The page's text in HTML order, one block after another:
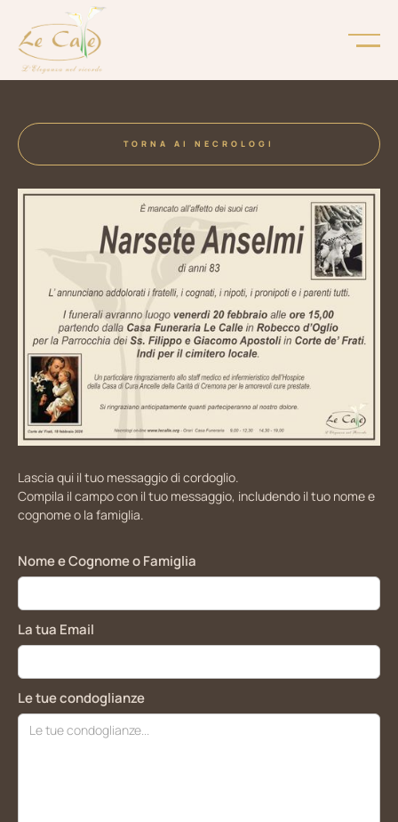
TORNA AI NECROLOGI
Lascia qui il tuo messaggio di cordoglio.
Compila il campo con il tuo messaggio, includendo il tuo nome e
cognome o la famiglia.
Nome e Cognome o Famiglia
La tua Email
Le tue condoglianze